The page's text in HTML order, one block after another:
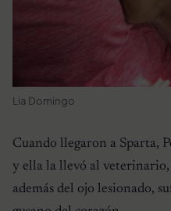
Lia Domingo
Cuando llegaron a Sparta,
y ella la llevó al
además del ojo lesionado,